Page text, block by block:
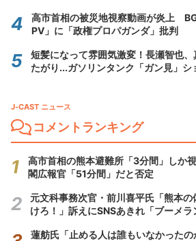
高市首相の被災地視察動画が炎上
PV」に「政権プロパガンダ」批判
短髪になって雰囲気激変！長瀬智也、
たがり...ガソリンタンク「ガン見」シ
J-CAST ニュース
コメントランキング
高市首相の熊本避難所「3分間」しか
閣広報官「51分間」だと否定
元文科事務次官・前川喜平氏「熊本
けろ！」訴えにSNSあきれ「ブーメラ
蓮舫氏「止める人は誰もいなかった